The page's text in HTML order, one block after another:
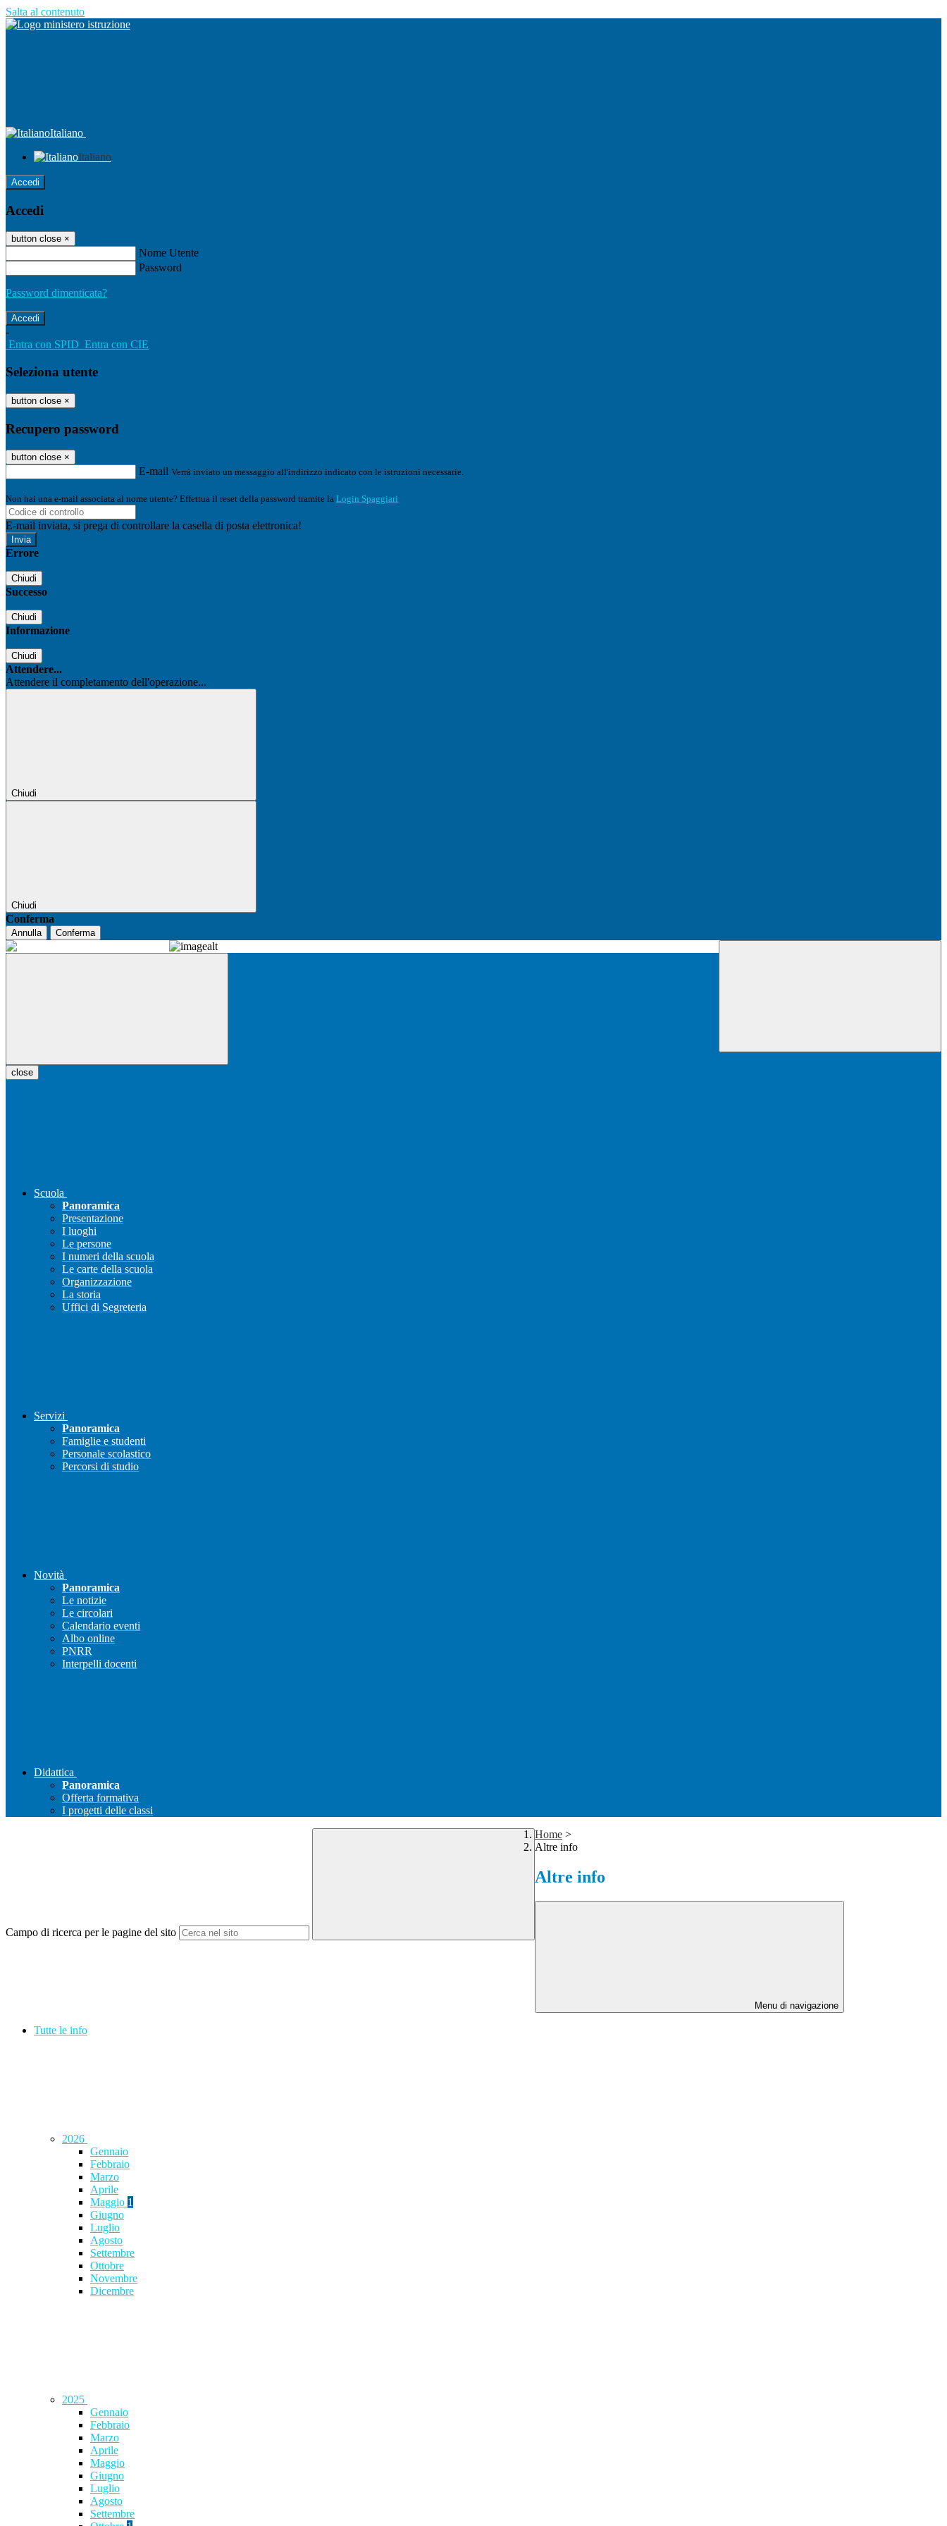
Salta al contenuto
Italiano
Italiano
Accedi
Accedi
button close ×
Nome Utente
Password
Password dimenticata?
-
Entra con SPID Entra con CIE
Seleziona utente
button close ×
Recupero password
button close ×
E-mail Verrà inviato un messaggio all'indirizzo indicato con le istruzioni necessarie.
Non hai una e-mail associata al nome utente? Effettua il reset della password tramite la Login Spaggiari
E-mail inviata, si prega di controllare la casella di posta elettronica!
Errore
Chiudi
Successo
Chiudi
Informazione
Chiudi
Attendere...
Attendere il completamento dell'operazione...
Chiudi
Chiudi
Conferma
Annulla Conferma
close
Scuola
Panoramica
Presentazione
I luoghi
Le persone
I numeri della scuola
Le carte della scuola
Organizzazione
La storia
Uffici di Segreteria
Servizi
Panoramica
Famiglie e studenti
Personale scolastico
Percorsi di studio
Novità
Panoramica
Le notizie
Le circolari
Calendario eventi
Albo online
PNRR
Interpelli docenti
Didattica
Panoramica
Offerta formativa
I progetti delle classi
Campo di ricerca per le pagine del sito
Home >
Altre info
Altre info
Menu di navigazione
Tutte le info
2026
Gennaio
Febbraio
Marzo
Aprile
Maggio 1
Giugno
Luglio
Agosto
Settembre
Ottobre
Novembre
Dicembre
2025
Gennaio
Febbraio
Marzo
Aprile
Maggio
Giugno
Luglio
Agosto
Settembre